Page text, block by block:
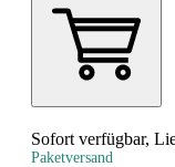
Sofort verfügbar,
Paketversand